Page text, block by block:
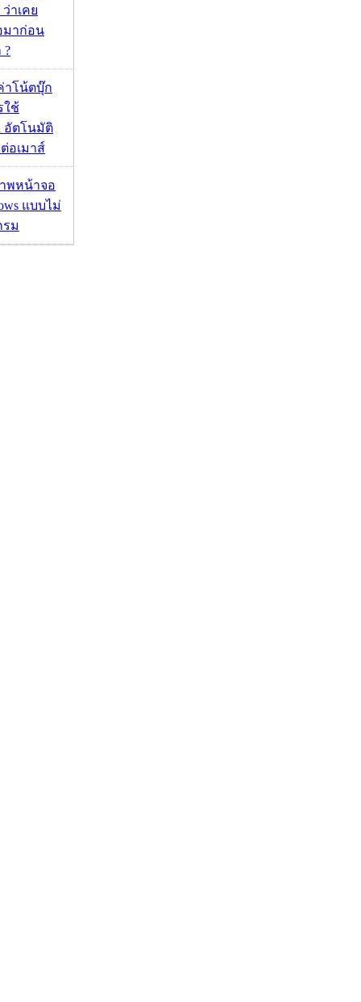
ว่าเคย
มาก่อน
?
าโน้ตบุ๊ก
ใช้
อัตโนมัติ
อเมาส์
พหน้าจอ
แบบไม่
รม